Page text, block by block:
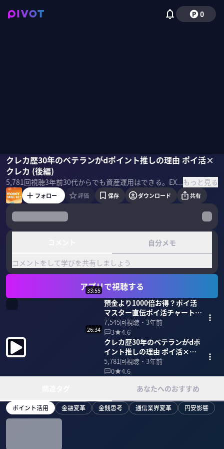
0
クレカ歴30年のベテランがdポイント推しの理由 ポイ活×
クレカ (後編)
5,781回視聴3年前 30代からでも資産運用はできる。EXIT・りんたろー。と転職した国山ハセンが株・保険・住宅など資産運用にまつわるスキルセットを一流のプロの講義を受けて学んでいく。今回のテーマは「クレジットカード×ポイ活」。全ての日用品をポイントで賄いポイントで世界一周旅行まで実現させたポイ活マスターが正しいポイント運用術を伝授もっと見る
りんたろー。（EXIT）紀村奈緒美国山ハセン
フォロー 評価 保存 ダウンロード 共有
自分メモ
コメントをして学びを共有しましょう
アプリで視聴する
33:55
預金より1000倍お得？ポイ活
マスター直伝ポイ活チャート診
断 （前編）
7,545回視聴・ 3年前
3
4.6
26:34
クレカ歴30年のベテランがdポ
イント推しの理由 ポイ活×ク
レカ (後編)
5,781回視聴・ 3年前
0
4.6
あなたへのおすすめ
ポイント活用 金融変革 金銭思考 通信業界変革 円安影響